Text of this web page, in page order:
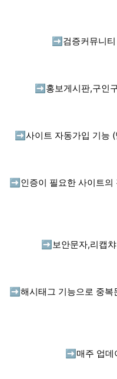
➡️ 검증커뮤니
➡️ 홍보게시판,구인
➡️ 사이트 자동가입 기능
➡️ 인증이 필요한 사이트
➡️ 보안문자,리캡
➡️ 해시태그 기능으로 중
➡️ 매주 업데